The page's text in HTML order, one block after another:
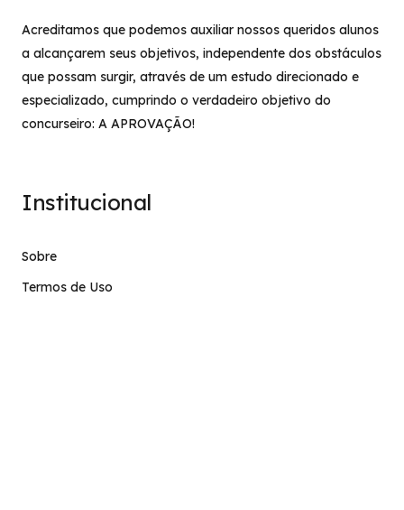
Acreditamos que podemos auxiliar nossos queridos alunos
a alcançarem seus objetivos, independente dos obstáculos
que possam surgir, através de um estudo direcionado e
especializado, cumprindo o verdadeiro objetivo do
concurseiro: A APROVAÇÃO!
Institucional
Sobre
Termos de Uso